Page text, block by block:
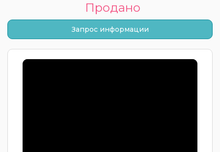
Продано
Запрос информации